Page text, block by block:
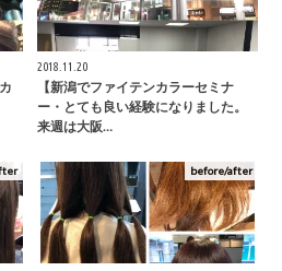
2018.11.20
【新潟でファイテンカラーセミナ
ー・とても良い経験になりました。
来週は大阪…
before/after